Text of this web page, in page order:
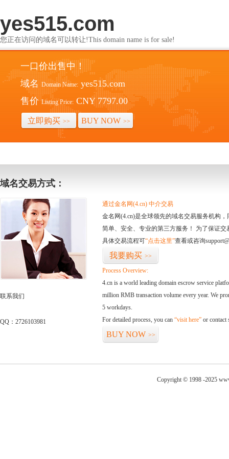
yes515.com
您正在访问的域名可以转让!This domain name is for sale!
一口价出售中！
域名 Domain Name: yes515.com
售价 Listing Price: CNY 7797.00
立即购买 >> BUY NOW >>
域名交易方式：
联系我们
QQ：2726103981
通过金名网(4.cn) 中介交易
金名网(4.cn)是全球领先的域名交易服务机构
简单、安全、专业的第三方服务！ 为了保证
具体交易流程可“点击这里”查看或咨询
我要购买 >>
Process Overview:
4.cn is a world leading domain escrow service
million RMB transaction volume every year. We
5 workdays.
For detailed process, you can “visit here” or contact
BUY NOW >>
Copyright © 1998 -2025